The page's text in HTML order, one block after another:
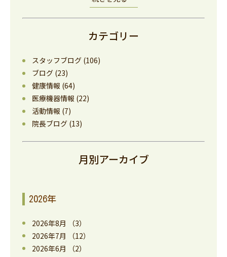
カテゴリー
スタッフブログ(106)
ブログ(23)
健康情報 (64)
医療機器情報 (22)
活動情報 (7)
院長ブログ(13)
月別アーカイブ
2026年
2026年8月
（3）
2026年7月
（12）
2026年6月
（2）